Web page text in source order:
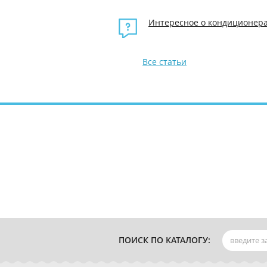
Интересное о
Все статьи
ПОИСК ПО КАТАЛОГУ: